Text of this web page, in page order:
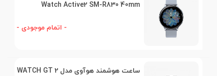
Watch Active2 SM-R830 40mm
- اتمام موجودی -
ساعت هوشمند هوآوی مدل WATCH GT 2